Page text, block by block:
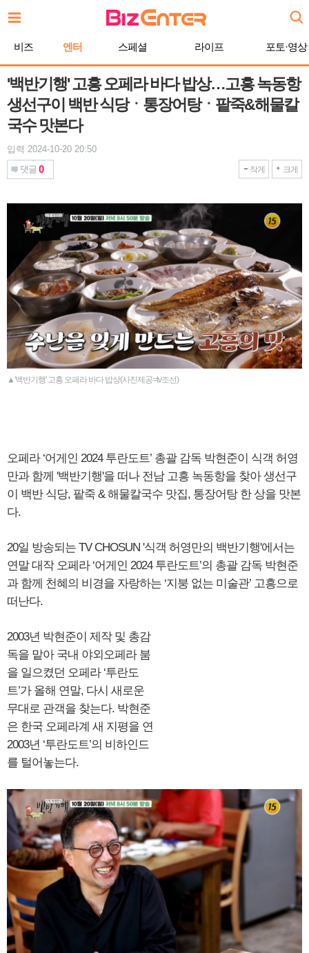
문
비즈 엔터 스페셜 라이프 포토·영상
'백반기행' 고흥 오페라 바다 밥상…고흥 녹동항
생선구이 백반 식당ㆍ통장어탕ㆍ팥죽&해물칼
국수 맛본다
입력 2024-10-20 20:50
댓글 0 작게 크게
▲'백반기행' 고흥 오페라 바다 밥상(사진제공=tv조선)
오페라 ‘어게인 2024 투란도트’ 총괄 감독 박현준이 식객 허영
만과 함께 '백반기행'을 떠나 전남 고흥 녹동항을 찾아 생선구
이 백반 식당, 팥죽 & 해물칼국수 맛집, 통장어탕 한 상을 맛본
다.
20일 방송되는 TV CHOSUN '식객 허영만의 백반기행'에서는
연말 대작 오페라 ‘어게인 2024 투란도트’의 총괄 감독 박현준
과 함께 천혜의 비경을 자랑하는 ‘지붕 없는 미술관’ 고흥으로
떠난다.
2003년 박현준이 제작 및 총감
독을 맡아 국내 야외오페라 붐
을 일으켰던 오페라 ‘투란도
트’가 올해 연말, 다시 새로운
무대로 관객을 찾는다. 박현준
은 한국 오페라계 새 지평을 연
2003년 ‘투란도트’의 비하인드
를 털어놓는다.